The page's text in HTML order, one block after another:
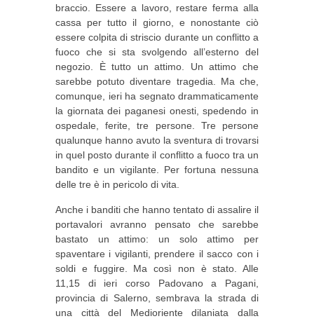
braccio. Essere a lavoro, restare ferma alla
cassa per tutto il giorno, e nonostante ciò
essere colpita di striscio durante un conflitto a
fuoco che si sta svolgendo all’esterno del
negozio. È tutto un attimo. Un attimo che
sarebbe potuto diventare tragedia. Ma che,
comunque, ieri ha segnato drammaticamente
la giornata dei paganesi onesti, spedendo in
ospedale, ferite, tre persone. Tre persone
qualunque hanno avuto la sventura di trovarsi
in quel posto durante il conflitto a fuoco tra un
bandito e un vigilante. Per fortuna nessuna
delle tre è in pericolo di vita.
Anche i banditi che hanno tentato di assalire il
portavalori avranno pensato che sarebbe
bastato un attimo: un solo attimo per
spaventare i vigilanti, prendere il sacco con i
soldi e fuggire. Ma così non è stato. Alle
11,15 di ieri corso Padovano a Pagani,
provincia di Salerno, sembrava la strada di
una città del Medioriente dilaniata dalla